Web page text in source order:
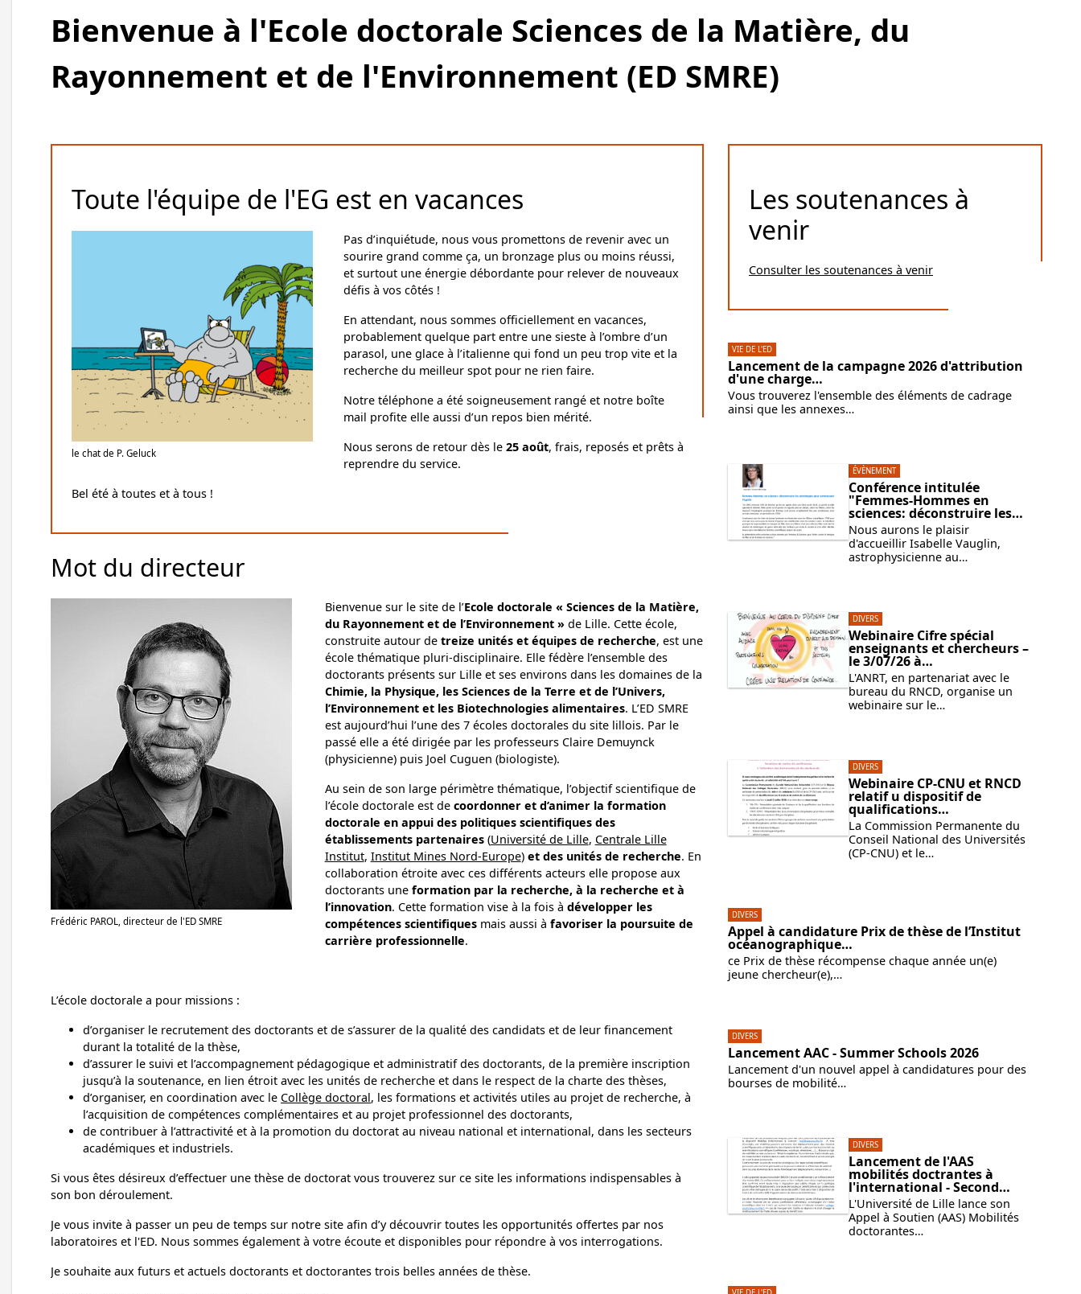
Bienvenue à l'Ecole doctorale Sciences de la Matière, du
Rayonnement et de l'Environnement (ED SMRE)
Toute l'équipe de l'EG est en vacances
le chat de P. Geluck
Pas d’inquiétude, nous vous promettons de revenir avec un
sourire grand comme ça, un bronzage plus ou moins réussi,
et surtout une énergie débordante pour relever de nouveaux
défis à vos côtés !
En attendant, nous sommes officiellement en vacances,
probablement quelque part entre une sieste à l’ombre d’un
parasol, une glace à l’italienne qui fond un peu trop vite et la
recherche du meilleur spot pour ne rien faire.
Notre téléphone a été soigneusement rangé et notre boîte
mail profite elle aussi d’un repos bien mérité.
Nous serons de retour dès le25 août, frais, reposés et prêts à
reprendre du service.
Bel été à toutes et à tous !
Mot du directeur
Frédéric PAROL, directeur de l'ED SMRE
Bienvenue sur le site de l’Ecole doctorale « Sciences de la Matière,
du Rayonnement et de l’Environnement » de Lille. Cette école,
construite autour de treize unités et équipes de recherche, est une
école thématique pluri-disciplinaire. Elle fédère l’ensemble des
doctorants présents sur Lille et ses environs dans les domaines de la
Chimie, la Physique, les Sciences de la Terre et de l’Univers,
l’Environnement et les Biotechnologies alimentaires. L’ED SMRE
est aujourd’hui l’une des 7 écoles doctorales du site lillois. Par le
passé elle a été dirigée par les professeurs Claire Demuynck
(physicienne) puis Joel Cuguen (biologiste).
Au sein de son large périmètre thématique, l’objectif scientifique de
l’école doctorale est de coordonner et d’animer la formation
doctorale en appui des politiques scientifiques des
établissements partenaires (Université de Lille, Centrale Lille
Institut, Institut Mines Nord-Europe) et des unités de recherche. En
collaboration étroite avec ces différents acteurs elle propose aux
doctorants une formation par la recherche, à la recherche et à
l’innovation. Cette formation vise à la fois à développer les
compétences scientifiquesmais aussi à favoriser la poursuite de
carrière professionnelle.
L’école doctorale a pour missions :
d’organiser le recrutement des doctorants et de s’assurer de la qualité des candidats et de leur financement
durant la totalité de la thèse,
d’assurer le suivi et l’accompagnement pédagogique et administratif des doctorants, de la première inscription
jusqu’à la soutenance, en lien étroit avec les unités de recherche et dans le respect de la charte des thèses,
d’organiser, en coordination avec le Collège doctoral, les formations et activités utiles au projet de recherche, à
l’acquisition de compétences complémentaires et au projet professionnel des doctorants,
de contribuer à l’attractivité et à la promotion du doctorat au niveau national et international, dans les secteurs
académiques et industriels.
Si vous êtes désireux d’effectuer une thèse de doctorat vous trouverez sur ce site les informations indispensables à
son bon déroulement.
Je vous invite à passer un peu de temps sur notre site afin d’y découvrir toutes les opportunités offertes par nos
laboratoires et l'ED. Nous sommes également à votre écoute et disponibles pour répondre à vos interrogations.
Je souhaite aux futurs et actuels doctorants et doctorantes trois belles années de thèse.
Les soutenances à
venir
Consulter les soutenances à venir
VIE DE L'ED
Lancement de la campagne 2026 d'attribution
d'une charge…
Vous trouverez l'ensemble des éléments de cadrage
ainsi que les annexes…
ÉVÈNEMENT
Conférence intitulée
"Femmes-Hommes en
sciences: déconstruire les…
Nous aurons le plaisir
d'accueillir Isabelle Vauglin,
astrophysicienne au…
DIVERS
Webinaire Cifre spécial
enseignants et chercheurs –
le 3/07/26 à…
L'ANRT, en partenariat avec le
bureau du RNCD, organise un
webinaire sur le…
DIVERS
Webinaire CP-CNU et RNCD
relatif u dispositif de
qualifications…
La Commission Permanente du
Conseil National des Universités
(CP-CNU) et le…
DIVERS
Appel à candidature Prix de thèse de l’Institut
océanographique…
ce Prix de thèse récompense chaque année un(e)
jeune chercheur(e),…
DIVERS
Lancement AAC - Summer Schools 2026
Lancement d'un nouvel appel à candidatures pour des
bourses de mobilité…
DIVERS
Lancement de l'AAS
mobilités doctrantes à
l'international - Second…
L'Université de Lille lance son
Appel à Soutien (AAS) Mobilités
doctorantes…